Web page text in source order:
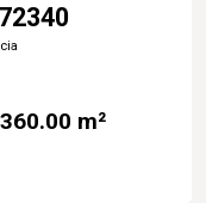
72340
360.00 m²